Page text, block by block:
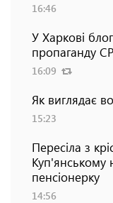
16:46
У Харкові
пропаганду
16:09
Як виглядає
15:23
Пересіла з
Куп'янському
пенсіонерку
14:56